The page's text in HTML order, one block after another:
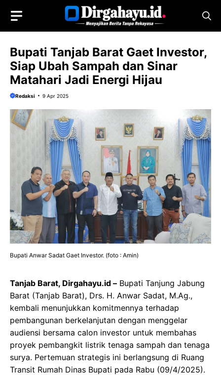
isi
Bupati Tanjab Barat Gaet Investor,
Siap Ubah Sampah dan Sinar
Matahari Jadi Energi Hijau
Redaksi 9 Apr 2025
Bupati Anwar Sadat Gaet Investor. (foto : Amin)
Tanjab Barat, Dirgahayu.id – Bupati Tanjung Jabung
Barat (Tanjab Barat), Drs. H. Anwar Sadat, M.Ag.,
kembali menunjukkan komitmennya terhadap
pembangunan berkelanjutan dengan menggelar
audiensi bersama calon investor untuk membahas
proyek pembangkit listrik tenaga sampah dan tenaga
surya. Pertemuan strategis ini berlangsung di Ruang
Transit Rumah Dinas Bupati pada Rabu (09/4/2025).